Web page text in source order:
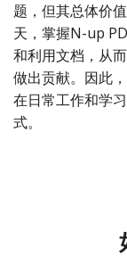
题，但其总体价
天，掌握N-up
和利用文档，从
做出贡献。因此
在日常工作和学
式。